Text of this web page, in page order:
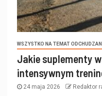
WSZYSTKO NA TEMAT
Jakie suplementy
intensywnym
24 maja 2026 Redaktor